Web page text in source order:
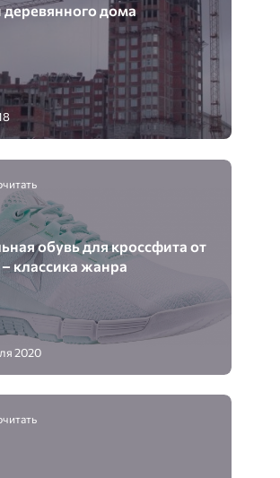
дома
обувь для кроссфита от
классика жанра
2020